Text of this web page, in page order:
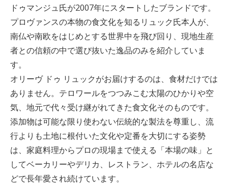
ドゥマンジュ氏が2007年にスタートしたブランドです。
プロヴァンスの本物の食文化を知るリュック氏本人が、
南仏や南欧をはじめとする世界中を飛び回り、現地生産
者との信頼の中で選び抜いた逸品のみを紹介していま
す。
オリーヴ ドゥ リュックがお届けするのは、食材だけでは
ありません。テロワールをつつみこむ太陽のひかりや空
気、地元で代々受け継がれてきた食文化そのものです。
添加物は可能な限り使わない伝統的な製法を尊重し、流
行よりも土地に根付いた文化や定番を大切にする姿勢
は、家庭料理からプロの現場まで使える「本場の味」と
してベーカリーやデリカ、レストラン、ホテルの名店な
どで長年愛され続けています。